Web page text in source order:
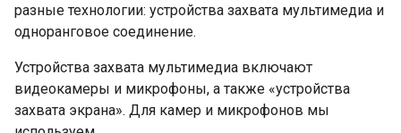
разные технологии: устройства захвата мультимедиа и
одноранговое соединение.
Устройства захвата мультимедиа включают
видеокамеры и микрофоны, а также «устройства
захвата экрана». Для камер и микрофонов мы